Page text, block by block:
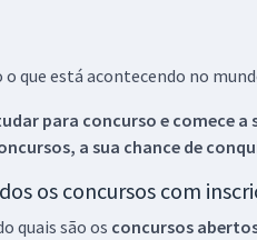
que está acontecendo no
para concurso e comece
a sua chance de
os concursos com
quais são os concursos